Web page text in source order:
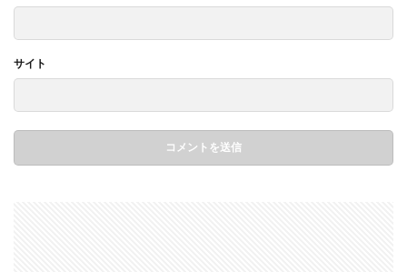
サイト